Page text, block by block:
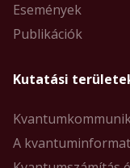
Események
Publikációk
Kutatási
A